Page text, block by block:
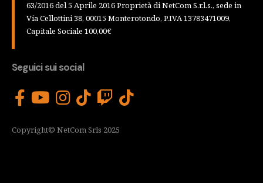
63/2016 del 5 Aprile 2016 Proprietà di NetCom S.r.l.s., sede in
Via Cellottini 38, 00015 Monterotondo, P.IVA 13783471009,
Capitale Sociale 100,00€
Seguici sui social
Copyright© NetCom Srls 2025